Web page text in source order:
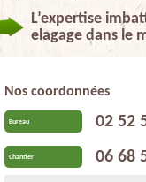
L’expertise
elagage dans le
Nos coordonnées
Bureau 02 52
Chantier 06 68